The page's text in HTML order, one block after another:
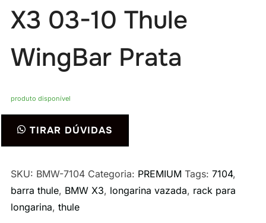
X3 03-10 Thule
WingBar Prata
produto disponível
BMW
X3
03-
TIRAR DÚVIDAS
SKU: BMW-7104 Categoria: PREMIUM Tags: 7104,
barra thule, BMW X3, longarina vazada, rack para
longarina, thule